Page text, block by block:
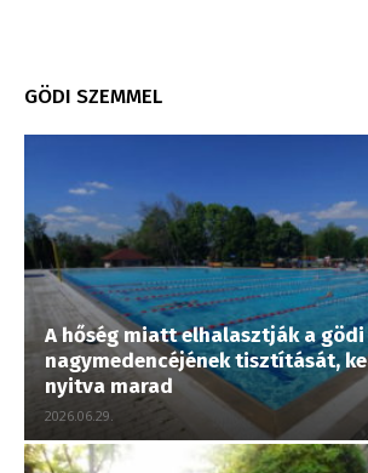
GÖDI SZEMMEL
A hőség miatt elhalasztják a
nagymedencéjének tisztítását,
nyitva marad
2026.06.29.